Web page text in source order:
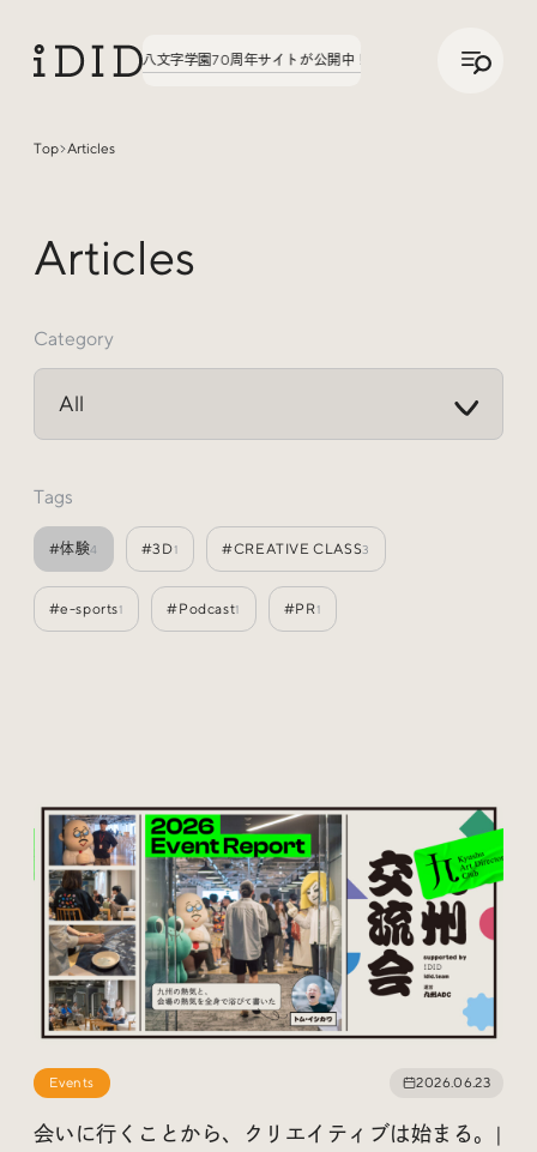
てみた。第3弾、八文字学園70周年サイトが公開中！実績の話、聞いてみた。第3
JP
Interview インタビュー
Sites Of Interest
Special
Today’s Bookmark
今日のブクマ
iDIDメディア編集部メンバーが見つけた気になるあれこ
Top Articles
Articles
Category
Tags
#体験4 #3D1 #CREATIVE CLASS3
#e-sports1 #Podcast1 #PR1
Events 2026.06.23
会いに行くことから、クリエイティブは始まる。|